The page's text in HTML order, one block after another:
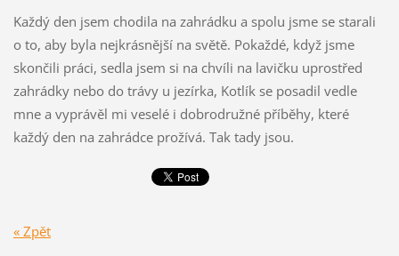
Každý den jsem chodila na zahrádku a spolu jsme se starali
o to, aby byla nejkrásnější na světě. Pokaždé, když jsme
skončili práci, sedla jsem si na chvíli na lavičku uprostřed
zahrádky nebo do trávy u jezírka, Kotlík se posadil vedle
mne a vyprávěl mi veselé i dobrodružné příběhy, které
každý den na zahrádce prožívá. Tak tady jsou.
« Zpět